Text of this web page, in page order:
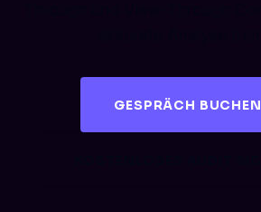
GESPRÄCH BUCHEN